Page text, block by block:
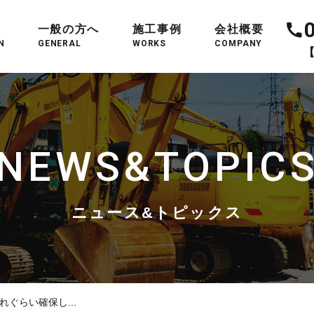
一般の方へ
GENERAL
施工事例
WORKS
会社概要
COMPANY
ニュース&トピックス
ぐらい確保し...